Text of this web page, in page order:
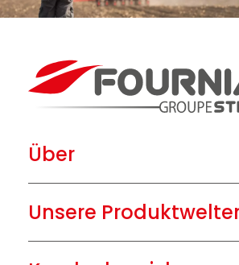
Über
Unsere